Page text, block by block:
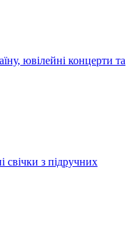
ювілейні концерти та
свічки з підручних